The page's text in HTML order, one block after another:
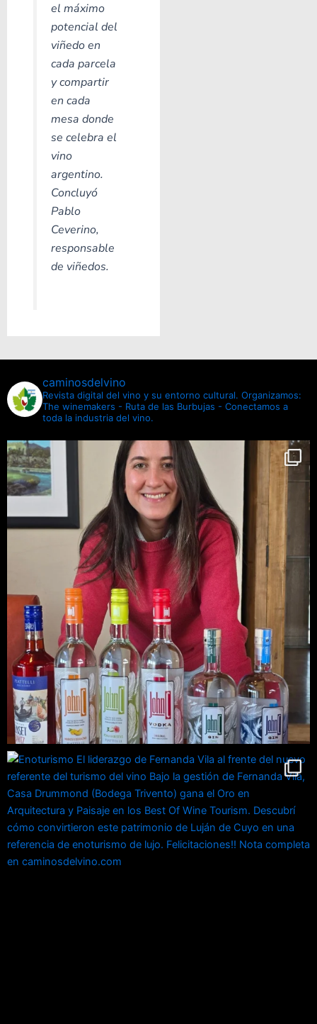
el máximo
potencial del
viñedo en
cada parcela
y compartir
en cada
mesa donde
se celebra el
vino
argentino.
Concluyó
Pablo
Ceverino,
responsable
de viñedos.
caminosdelvino
Revista digital del vino y su entorno cultural. Organizamos:
The winemakers - Ruta de las Burbujas - Conectamos a
toda la industria del vino.